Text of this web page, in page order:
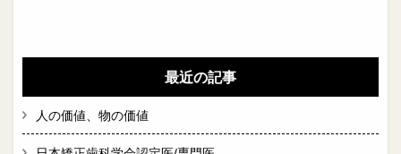
最近の記事
人の価値、物の価値